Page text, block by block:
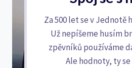
Za 500 let se v Jednotě
Už nepíšeme husím
zpěvníků používáme
Ale hodnoty, ty